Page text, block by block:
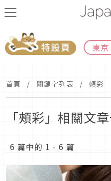
東京
首頁 關鍵字列表 頰彩
「頰彩」相關文
6 篇中的 1 - 6 篇